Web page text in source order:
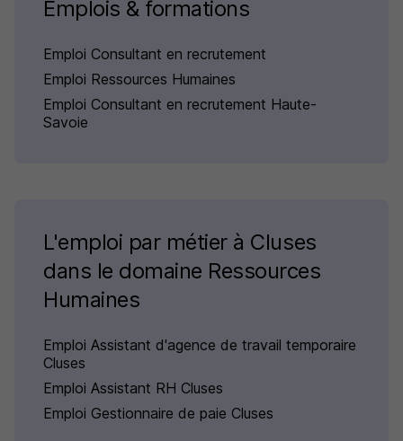
Emplois & formations
Emploi Consultant en recrutement
Emploi Ressources Humaines
Emploi Consultant en recrutement Haute-
Savoie
L'emploi par métier à Cluses
dans le domaine Ressources
Humaines
Emploi Assistant d'agence de travail temporaire
Cluses
Emploi Assistant RH Cluses
Emploi Gestionnaire de paie Cluses